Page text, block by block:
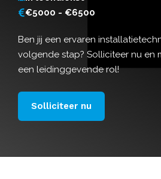
€5000 - €6500
Ben jij een ervaren
volgende stap? Solliciteer nu en
een leidinggevende rol!
Solliciteer nu